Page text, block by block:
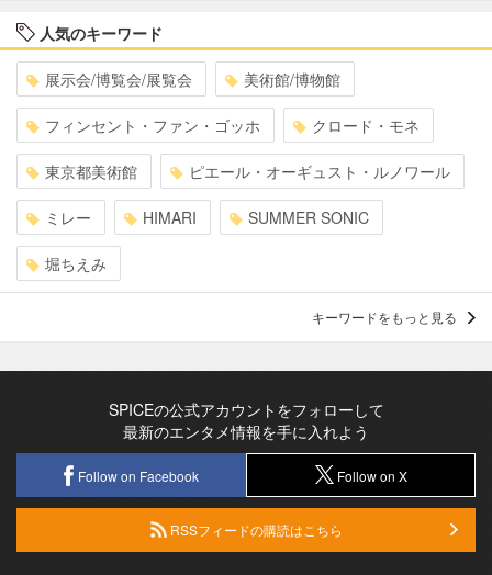
人気のキーワード
展示会/博覧会/展覧会 美術館/博物館
フィンセント・ファン・ゴッホ クロード・モネ
東京都美術館 ピエール・オーギュスト・ルノワール
ミレー HIMARI SUMMER SONIC
堀ちえみ
キーワードをもっと見る
SPICEの公式アカウントをフォローして
最新のエンタメ情報を手に入れよう
Follow on Facebook Follow on X
RSSフィードの購読はこちら